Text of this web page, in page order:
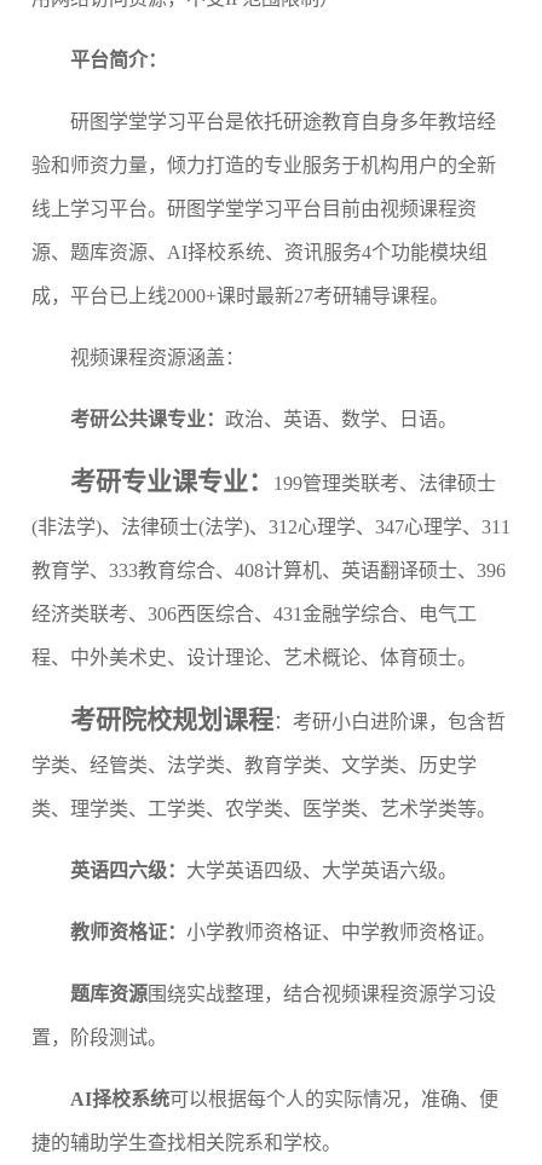
平台简介：
研图学堂学习平台是依托研途教育自身多年教培经
验和师资力量，倾力打造的专业服务于机构用户的全新
线上学习平台。研图学堂学习平台目前由视频课程资
源、题库资源、AI择校系统、资讯服务4个功能模块组
成，平台已上线2000+课时最新27考研辅导课程。
视频课程资源涵盖：
考研公共课专业： 政治、英语、数学、日语。
考研专业课专业： 199管理类联考、法律硕士
(非法学)、法律硕士(法学)、312心理学、347心理学、311
教育学、333教育综合、408计算机、英语翻译硕士、396
经济类联考、306西医综合、431金融学综合、电气工
程、中外美术史、设计理论、艺术概论、体育硕士。
考研院校规划课程：考研小白进阶课，包含哲
学类、经管类、法学类、教育学类、文学类、历史学
类、理学类、工学类、农学类、医学类、艺术学类等。
英语四六级： 大学英语四级、大学英语六级。
教师资格证： 小学教师资格证、中学教师资格证。
题库资源围绕实战整理，结合视频课程资源学习设
置，阶段测试。
AI择校系统可以根据每个人的实际情况，准确、便
捷的辅助学生查找相关院系和学校。